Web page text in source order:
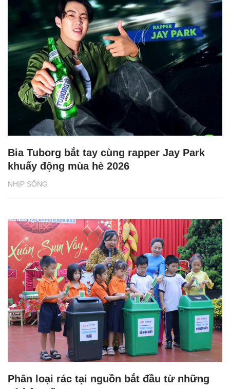
NHỊP SỐNG
Bia Tuborg bắt tay cùng rapper Jay Park
khuấy động mùa hè 2026
Phân loại rác tại nguồn bắt đầu từ những